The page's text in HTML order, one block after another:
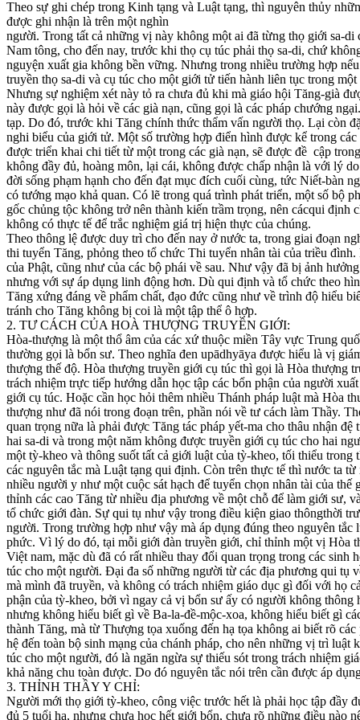
Theo sự ghi chép trong Kinh tạng và Luật tạng, thì nguyên thủy
được ghi nhận là trên một nghìn
người. Trong tất cả những vị này không một ai đã từng thọ giới sa-
Nam tông, cho đến nay, trước khi thọ cụ túc phải thọ sa-di, chứ
nguyện xuất gia không bền vững. Nhưng trong nhiều trường hợp
truyền thọ sa-di và cụ túc cho một giới tử tiến hành liên tục trong
Nhưng sự nghiệm xét này tỏ ra chưa đủ khi mà giáo hội Tăng-già
này được gọi là hỏi về các già nạn, cũng gọi là các pháp chướng
tạp. Do đó, trước khi Tăng chính thức thẩm vấn người thọ. Lại còn
nghi biểu của giới tử. Một số trường hợp điển hình được kể trong
được triển khai chi tiết từ một trong các già nạn, sẽ được đề cập
không đầy đủ, hoàng môn, lại cái, không được chấp nhận là với lý
đời sống phạm hạnh cho đến đạt mục đích cuối cùng, tức Niết-bàn
có tướng mạo khả quan. Có lẽ trong quá trình phát triển, một số bộ
gốc chủng tộc không trở nên thành kiến trầm trọng, nên cácqui định
không có thực tế để trắc nghiệm giá trị hiện thực của chúng.
Theo thông lệ được duy trì cho đến nay ở nước ta, trong giai đoạn
thi tuyển Tăng, phỏng theo tổ chức Thi tuyển nhân tài của triều
của Phật, cũng như của các bộ phái về sau. Như vậy đã bị ảnh
nhưng với sự áp dụng linh động hơn. Dù qui định và tổ chức theo
Tăng xứng đáng về phẩm chất, đạo đức cũng như về trình độ hiểu
tránh cho Tăng không bị coi là một tập thể ô hợp.
2. TƯ CÁCH CỦA HOÀ THƯỢNG TRUYỀN GIỚI:
Hòa-thượng là một thổ âm của các xứ thuộc miền Tây vực Trung
thường gọi là bổn sư. Theo nghĩa đen upādhyāya được hiểu là vị
thượng thế độ. Hòa thượng truyền giới cụ túc thì gọi là Hòa
trách nhiệm trực tiếp hướng dẫn học tập các bổn phận của người
giới cụ túc. Hoặc cần học hỏi thêm nhiều Thánh pháp luật mà Hòa
thượng như đã nói trong đoạn trên, phần nói về tư cách làm Thầy.
quan trọng nữa là phải được Tăng tác pháp yết-ma cho thâu nhận
hai sa-di và trong một năm không được truyền giới cụ túc cho hai
một tỳ-kheo và thông suốt tất cả giới luật của tỳ-kheo, tối thiểu
các nguyên tắc mà Luật tạng qui định. Còn trên thực tế thì nước ta
nhiều người y như một cuộc sát hạch để tuyển chọn nhân tài của
thỉnh các cao Tăng từ nhiều địa phương về một chỗ để làm giới sư,
tổ chức giới đàn. Sự qui tụ như vậy trong điều kiện giao thôngthời
người. Trong trường hợp như vậy mà áp dụng đúng theo nguyên
phức. Vì lý do đó, tại mỗi giới đàn truyền giới, chỉ thỉnh một vị Hòa
Việt nam, mặc dù đã có rất nhiều thay đổi quan trọng trong các
túc cho một người. Đại đa số những người từ các địa phương qui tụ
mà mình đã truyền, và không có trách nhiệm giáo dục gì đối với họ
phận của tỳ-kheo, bởi vì ngay cả vị bổn sư ấy có người không
nhưng không hiểu biết gì về Ba-la-đề-mộc-xoa, không hiểu biết gì
thành Tăng, mà từ Thượng tọa xuống đến hạ tọa không ai biết rõ
hệ đến toàn bộ sinh mạng của chánh pháp, cho nên những vị trì
túc cho một người, đó là ngăn ngừa sự thiếu sót trong trách nhiệm
khả năng chu toàn được. Do đó nguyên tắc nói trên cần được áp
3. THỈNH THẦY Y CHỈ:
Người mới thọ giới tỳ-kheo, công việc trước hết là phải học tập đầy
đủ 5 tuổi hạ, nhưng chưa học hết giới bổn, chưa rõ những điều nào